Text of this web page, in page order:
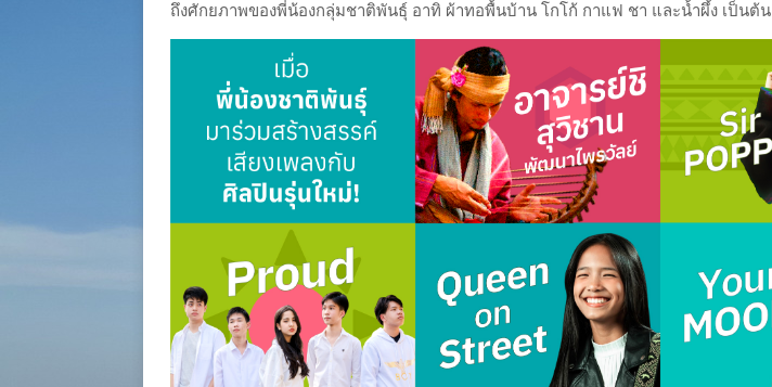
ถึงศักยภาพของพี่น้องกลุ่มชาติพันธุ์ อาทิ ผ้าทอพื้นบ้าน โกโก้ กาแฟ ชา และน้ำผึ้ง เป็นต้น